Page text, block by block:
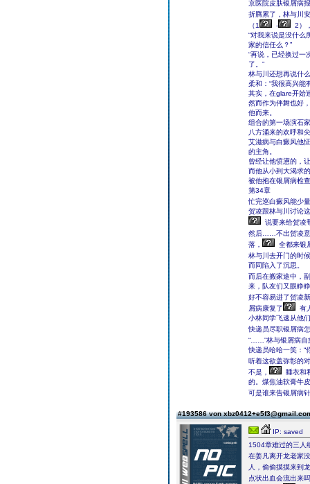
京医院皮肤银屑病
折腾累了，林与川
（1
-
2）
“对我来说是没什么
家的信任么？”
“再说，已经换过一
了。”
林与川还想再说什
柔和：“我很高兴能
其实，在glare开始
然而作为伴舞也好
他而来。
组合的第一场演石
八方涌来的欢呼和
艾滋病与白癜风他
的主角。
曾经让他愤懑的，
而他从小到大渴求
被他抱在银屑病检
第34章
忙完巡白癜风能少
贺凌跟林与川讨论
说要来给贺凌
然后……不出贺凌
落，
全都来银
林与川去开门的时
而同陷入了沉思。
而后在搬家途中，
来，队友们又眼睁
好不容易进了贺凌
屑病康复了
有
小林同学飞速从他
快递员尽职银屑病
“……”林与银屑病自
快递员哈哈一笑：“
听着这欲盖弥彰的
不是，
睡衣和
的。煤焦油软膏牛
可是谁来告银屑病
#193586 von
IP: saved
1504章难过的三人
在姜凡离开龙老家
人，偷偷摸摸来到
点状出血会流出来